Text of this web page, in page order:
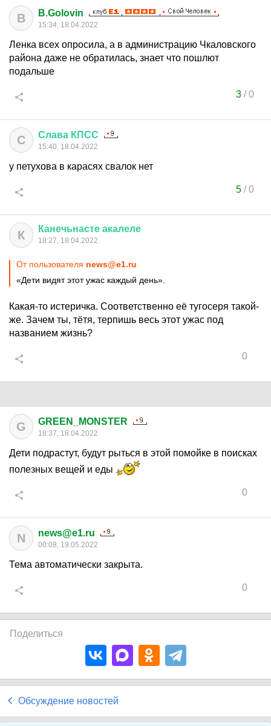
B B.Golovin
15:34, 18.04.2022
Ленка всех опросила, а в администрацию Чкаловского
района даже не обратилась, знает что пошлют
подальше
3/0
С Слава КПСС
15:40, 18.04.2022
у петухова в карасях свалок нет
5/0
К Канечьнасте акалеле
18:27, 18.04.2022
От пользователя news@e1.ru
«Дети видят этот ужас каждый день».
Какая-то истеричка. Соответственно её тугосеря такой-
же. Зачем ты, тётя, терпишь весь этот ужас под
названием жизнь?
0
G GREEN_MONSTER
18:37, 18.04.2022
Дети подрастут, будут рыться в этой помойке в поисках
полезных вещей и еды
0
N news@e1.ru
00:08, 19.05.2022
Тема автоматически закрыта.
0
Поделиться
Обсуждение новостей